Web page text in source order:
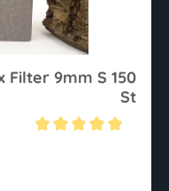
Filter 9mm S 150
St